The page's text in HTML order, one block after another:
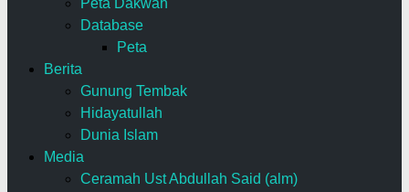
Peta Dakwah
Database
Peta
Berita
Gunung Tembak
Hidayatullah
Dunia Islam
Media
Ceramah Ust Abdullah Said (alm)